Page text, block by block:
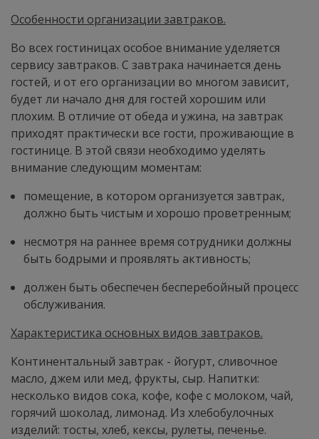
Особенности организации завтраков.
Во всех гостиницах особое внимание уделяется
сервису зав­траков. С завтрака начинается день
гостей, и от его организации во многом зависит,
будет ли начало дня для гостей хорошим или
плохим. В отличие от обеда и ужина, на завтрак
приходят практически все гости, проживающие в
гостинице. В этой связи необходимо уделять
внимание следующим моментам:
помещение, в котором организуется завтрак,
должно быть чистым и хорошо проветренным;
несмотря на раннее время сотрудники должны
быть бодрыми и проявлять активность;
должен быть обеспечен бесперебойный процесс
обслуживания.
Характеристика основных видов завтраков.
Континентальный завтрак - йогурт, сливочное
масло, джем или мед, фрукты, сыр. Напитки:
несколько видов сока, кофе, кофе с молоком, чай,
горячий шоколад, лимонад. Из хлебобулочных
изделий: тосты, хлеб, кексы, рулеты, печенье.